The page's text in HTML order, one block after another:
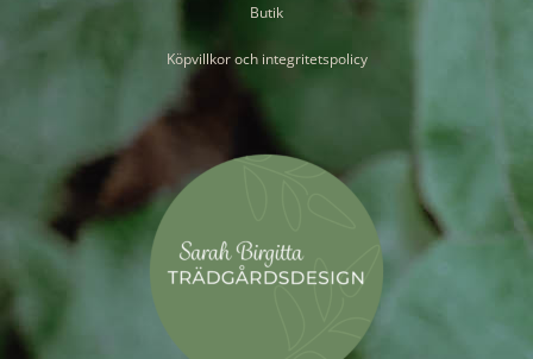
Butik
Köpvillkor och integritetspolicy